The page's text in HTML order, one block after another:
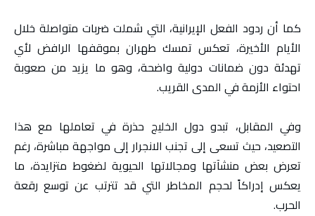
كما أن ردود الفعل الإيرانية، التي شملت ضربات متواصلة خلال
الأيام الأخيرة، تعكس تمسك طهران بموقفها الرافض لأي
تهدئة دون ضمانات دولية واضحة، وهو ما يزيد من صعوبة
احتواء الأزمة في المدى القريب.
وفي المقابل، تبدو دول الخليج حذرة في تعاملها مع هذا
التصعيد، حيث تسعى إلى تجنب الانجرار إلى مواجهة مباشرة، رغم
تعرض بعض منشآتها ومجالاتها الحيوية لضغوط متزايدة، ما
يعكس إدراكاً لحجم المخاطر التي قد تترتب عن توسع رقعة
الحرب.